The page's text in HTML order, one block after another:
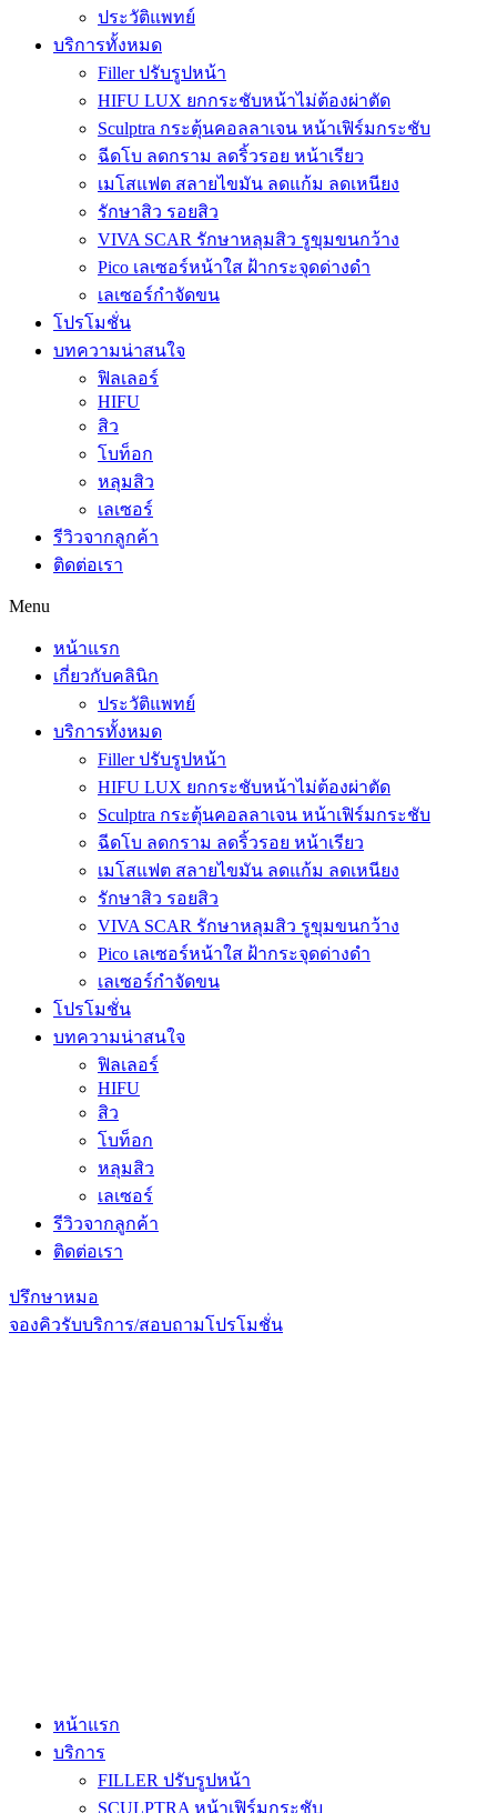
ประวัติแพทย์
บริการทั้งหมด
Filler ปรับรูปหน้า
HIFU LUX ยกกระชับหน้าไม่ต้องผ่าตัด
Sculptra กระตุ้นคอลลาเจน หน้าเฟิร์มกระชับ
ฉีดโบ ลดกราม ลดริ้วรอย หน้าเรียว
เมโสแฟต สลายไขมัน ลดแก้ม ลดเหนียง
รักษาสิว รอยสิว
VIVA SCAR รักษาหลุมสิว รูขุมขนกว้าง
Pico เลเซอร์หน้าใส ฝ้ากระจุดด่างดำ
เลเซอร์กำจัดขน
โปรโมชั่น
บทความน่าสนใจ
ฟิลเลอร์
HIFU
สิว
โบท็อก
หลุมสิว
เลเซอร์
รีวิวจากลูกค้า
ติดต่อเรา
Menu
หน้าแรก
เกี่ยวกับคลินิก
ประวัติแพทย์
บริการทั้งหมด
Filler ปรับรูปหน้า
HIFU LUX ยกกระชับหน้าไม่ต้องผ่าตัด
Sculptra กระตุ้นคอลลาเจน หน้าเฟิร์มกระชับ
ฉีดโบ ลดกราม ลดริ้วรอย หน้าเรียว
เมโสแฟต สลายไขมัน ลดแก้ม ลดเหนียง
รักษาสิว รอยสิว
VIVA SCAR รักษาหลุมสิว รูขุมขนกว้าง
Pico เลเซอร์หน้าใส ฝ้ากระจุดด่างดำ
เลเซอร์กำจัดขน
โปรโมชั่น
บทความน่าสนใจ
ฟิลเลอร์
HIFU
สิว
โบท็อก
หลุมสิว
เลเซอร์
รีวิวจากลูกค้า
ติดต่อเรา
ปรึกษาหมอ
จองคิวรับบริการ/สอบถามโปรโมชั่น
หน้าแรก
บริการ
FILLER ปรับรูปหน้า
SCULPTRA หน้าเฟิร์มกระชับ